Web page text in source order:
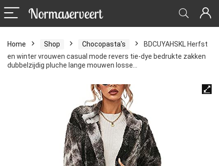
Home Shop Chocopasta's
BDCUYAHSKL Herfst
en winter vrouwen casual mode revers tie-dye bedrukte zakken
dubbelzijdig pluche lange mouwen losse…